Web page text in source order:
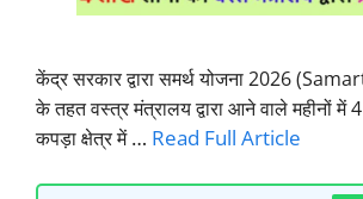
केंद्र सरकार द्वारा समर्थ योजना 2026
के तहत वस्त्र मंत्रालय द्वारा आने वाले महीनों में
कपड़ा क्षेत्र में… Read Full Article